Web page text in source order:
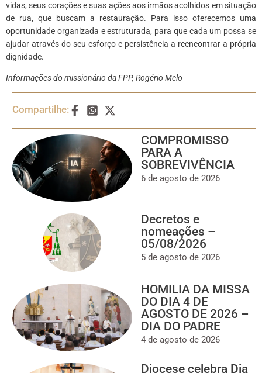
vidas, seus corações e suas ações aos irmãos acolhidos em situação
de rua, que buscam a restauração. Para isso oferecemos uma
oportunidade organizada e estruturada, para que cada um possa se
ajudar através do seu esforço e persistência a reencontrar a própria
dignidade.
Informações do missionário da FPP, Rogério Melo
Compartilhe:
COMPROMISSO
PARA A
SOBREVIVÊNCIA
6 de agosto de 2026
Decretos e
nomeações –
05/08/2026
5 de agosto de 2026
HOMILIA DA MISSA
DO DIA 4 DE
AGOSTO DE 2026 –
DIA DO PADRE
4 de agosto de 2026
Diocese celebra Dia